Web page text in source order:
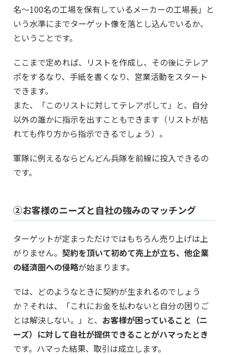
名～100名の工場を保有しているメーカーの工場長」と
いう水準にまでターゲット像を落とし込んでいるか、
ということです。
ここまで定めれば、リストを作成し、その後にテレア
ポをするなり、手紙を書くなり、営業活動をスタート
できます。
また、「このリストに対してテレアポして」と、自分
以外の誰かに指示を出すこともできます（リストが枯
れても作り方から指示できるでしょう）。
軍隊に例えるならどんどん兵隊を前線に投入できるの
です。
②お客様のニーズと自社の強みのマッチング
ターゲットが定まっただけではもちろん売り上げは上
がりません。 契約を頂いて初めて売上が立ち、他企業
の経済圏への侵略が始まります。
では、どのようなときに契約が生まれるのでしょう
か？それは、「これにお金を払わないと自分の困りご
とは解決しない。」と、 お客様が困っていること（ニ
ーズ）に対して自社が提供できることがハマったとき
です。ハマった結果、取引は成立します。